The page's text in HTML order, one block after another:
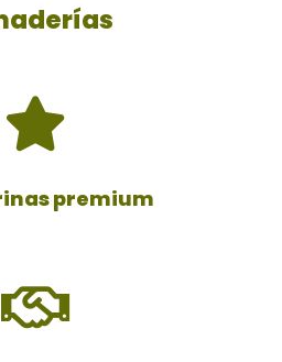
premium